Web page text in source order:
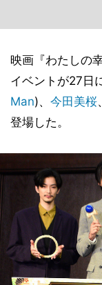
映画『わたしの
イベントが27日
Man)、 今田美桜
登場した。